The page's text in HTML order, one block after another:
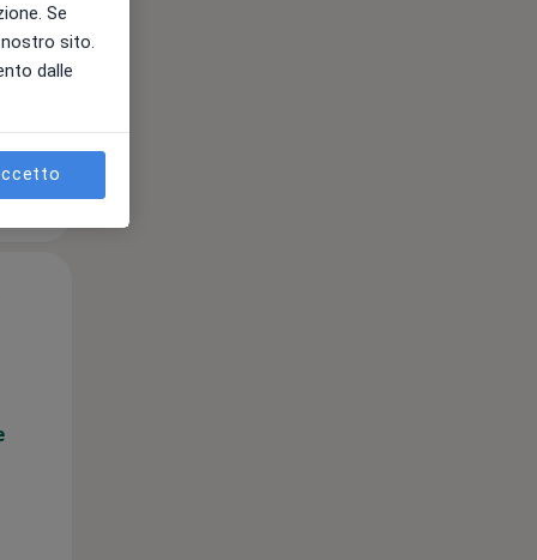
Se
sito.
dalle